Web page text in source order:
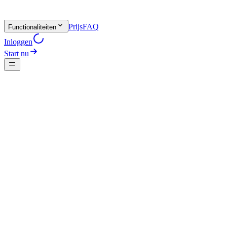
Functionaliteiten PrijsFAQ
Inloggen
Start nu